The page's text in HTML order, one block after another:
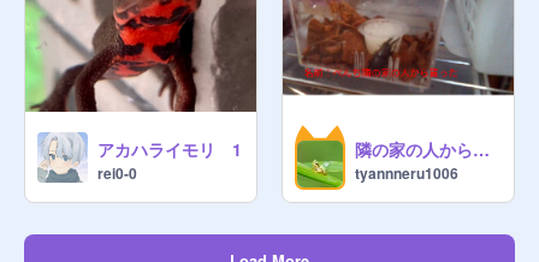
アカハライモリ 1
rei0-0
隣の家の人からちびノコギリ貰った
tyannneru1006